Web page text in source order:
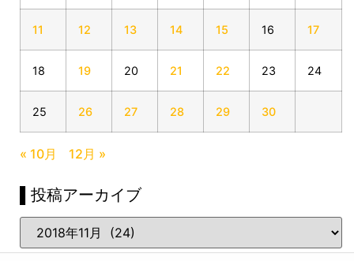
11 12 13 14 15 16 17
18 19 20 21 22 23 24
25 26 27 28 29 30
« 10月 12月 »
▌投稿アーカイブ